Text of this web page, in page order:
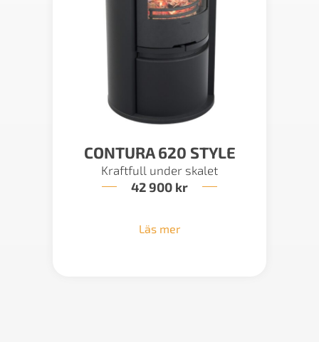
CONTURA 620 STYLE
Kraftfull under skalet
42 900 kr
Läs mer